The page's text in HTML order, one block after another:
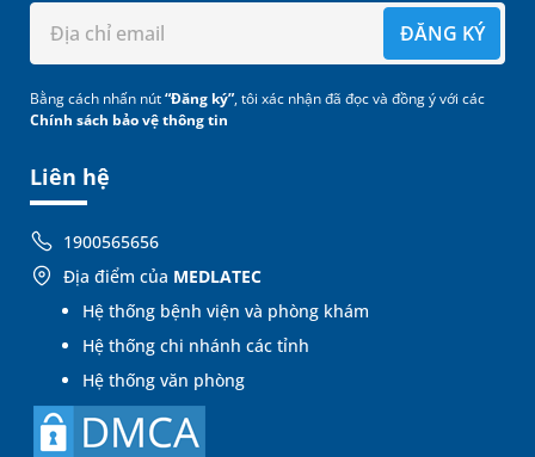
Liên hệ
1900565656
Địa điểm của MEDLATEC
Hệ thống bệnh viện và phòng khám
Hệ thống chi nhánh các tỉnh
Hệ thống văn phòng
ĐĂNG KÝ
Bằng cách nhấn nút“Đăng ký”, tôi xác nhận đã đọc và đồng ý với các
Chính sách bảo vệ thông tin